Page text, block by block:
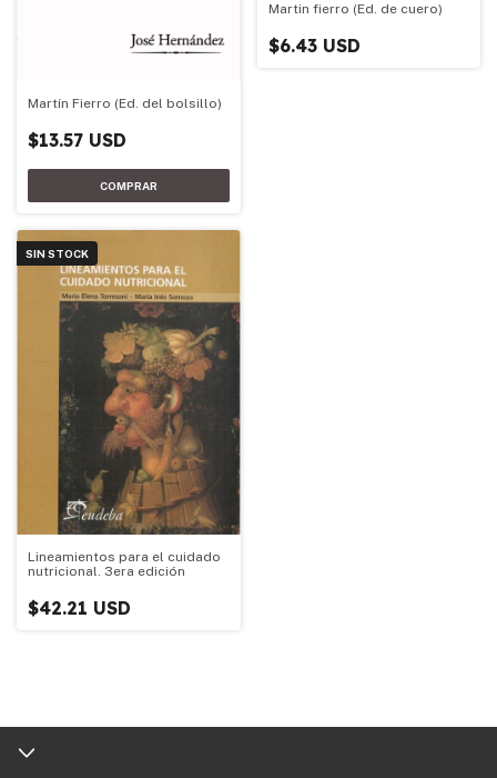
Martín Fierro (Ed. del bolsillo)
$13.57 USD
Martin fierro (Ed. de cuero)
$6.43 USD
SIN STOCK
Lineamientos para el cuidado
nutricional. 3era edición
$42.21 USD